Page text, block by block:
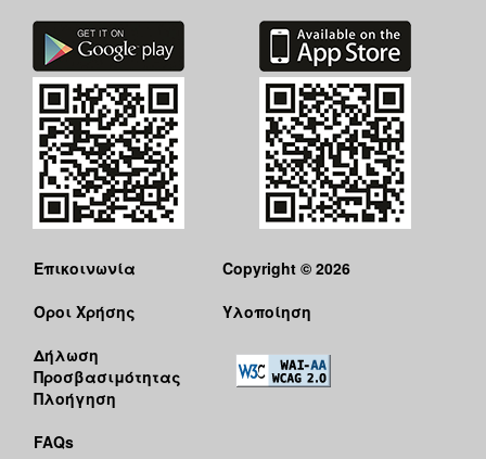
Επικοινωνία
Όροι Χρήσης
Δήλωση
Προσβασιμότητας
Πλοήγηση
FAQs
Copyright © 2026
Υλοποίηση